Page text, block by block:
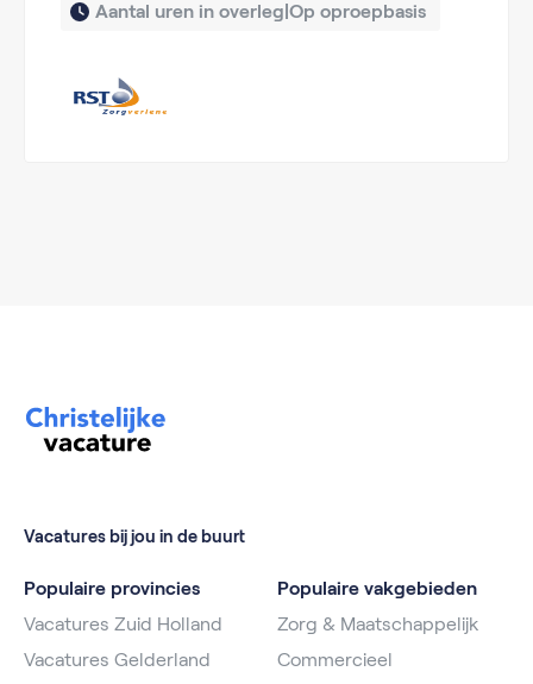
Aantal uren in overleg|Op oproepbasis
Vacatures bij jou in de buurt
Populaire provincies
Vacatures Zuid Holland
Vacatures Gelderland
Populaire vakgebieden
Zorg & Maatschappelijk
Commercieel